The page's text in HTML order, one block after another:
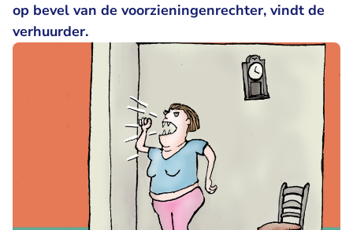
op bevel van de voorzieningenrechter, vindt de
verhuurder.